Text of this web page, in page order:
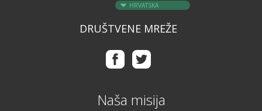
HRVATSKA
DRUŠTVENE MREŽE
Naša misija